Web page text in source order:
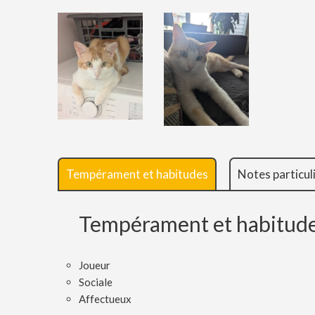
Tempérament et habitudes Notes
Tempérament et
Joueur
Sociale
Affectueux